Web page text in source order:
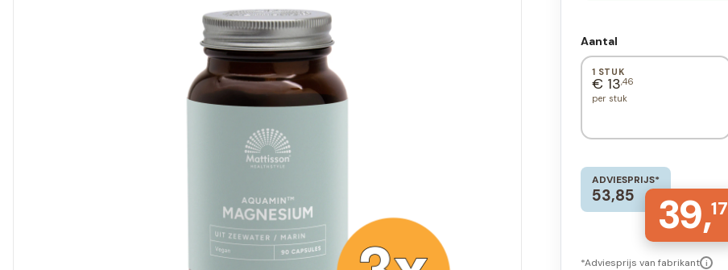
Aantal
1 STUK
€ 13,46
per stuk
ADVIESPRIJS*
53,85 39,17
*Adviesprijs van fabrikant i